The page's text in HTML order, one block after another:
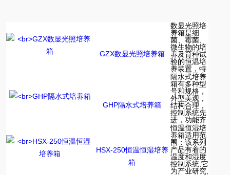
GZX数显光照培养箱
GHP隔水式培养箱
HSX-250恒温恒湿培养
箱